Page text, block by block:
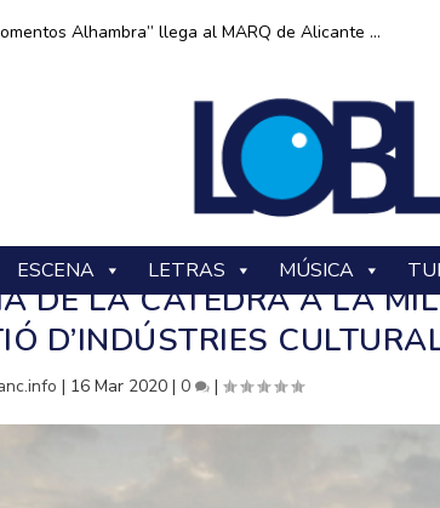
Alhambra” llega al MARQ de Alicante ...
ESCENA LETRAS MÚSICA
DE LA CÀTEDRA A LA
D’INDÚSTRIES
| 16 Mar 2020 |0 |